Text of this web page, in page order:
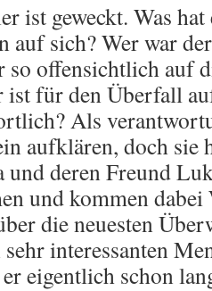
ist geweckt. Was
auf sich? Wer war
so offensichtlich auf
ist für den Überfall
Als
aufklären, doch sie
und deren Freund
und kommen
die neuesten
interessanten
eigentlich schon